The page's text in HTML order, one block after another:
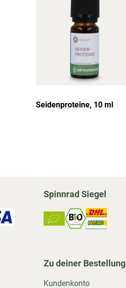
Seidenproteine, 10 ml
Spinnrad Siegel
Zu deiner Bestellung
Kundenkonto